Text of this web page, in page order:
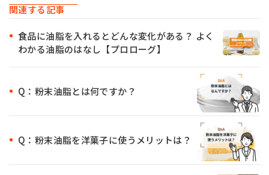
関連する記事
食品に油脂を入れるとどんな変化がある？ よく
わかる油脂のはなし【プロローグ】
Q：粉末油脂とは何ですか？
Q：粉末油脂を洋菓子に使うメリットは？